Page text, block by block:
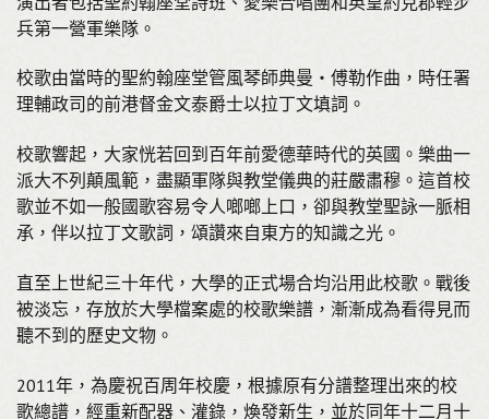
兵第一營軍樂隊。
校歌由當時的聖約翰座堂管風琴師典曼・傅勒作曲，時任署
理輔政司的前港督金文泰爵士以拉丁文填詞。
校歌響起，大家恍若回到百年前愛德華時代的英國。樂曲一
派大不列顛風範，盡顯軍隊與教堂儀典的莊嚴肅穆。這首校
歌並不如一般國歌容易令人啷啷上口，卻與教堂聖詠一脈相
承，伴以拉丁文歌詞，頌讚來自東方的知識之光。
直至上世紀三十年代，大學的正式場合均沿用此校歌。戰後
被淡忘，存放於大學檔案處的校歌樂譜，漸漸成為看得見而
聽不到的歷史文物。
2011年，為慶祝百周年校慶，根據原有分譜整理出來的校
歌總譜，經重新配器、灌錄，煥發新生，並於同年十二月十